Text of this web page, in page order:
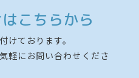
こちらから
けております。
軽にお問い合わせくださ